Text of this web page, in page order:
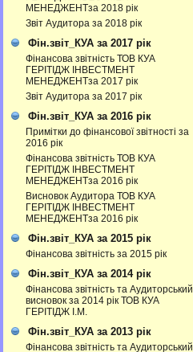
МЕНЕДЖЕНТза 2018 рік
Звіт Аудитора за 2018 рік
Фін.звіт_КУА за 2017 рік
Фінансова звітність ТОВ КУА
ГЕРІТІДЖ ІНВЕСТМЕНТ
МЕНЕДЖЕНТза 2017 рік
Звіт Аудитора за 2017 рік
Фін.звіт_КУА за 2016 рік
Примітки до фінансової звітності за
2016 рік
Фінансова звітність ТОВ КУА
ГЕРІТІДЖ ІНВЕСТМЕНТ
МЕНЕДЖЕНТза 2016 рік
Висновок Аудитора ТОВ КУА
ГЕРІТІДЖ ІНВЕСТМЕНТ
МЕНЕДЖЕНТза 2016 рік
Фін.звіт_КУА за 2015 рік
Фінансова звітність за 2015 рік
Фін.звіт_КУА за 2014 рік
Фінансова звітність та Аудиторський
висновок за 2014 рік ТОВ КУА
ГЕРІТІДЖ І.М.
Фін.звіт_КУА за 2013 рік
Фінансова звітність та Аудиторський